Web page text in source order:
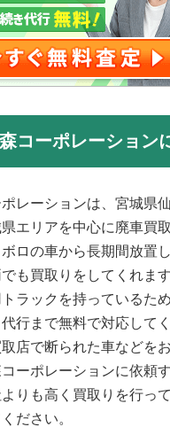
コーポレーション
レーションは、宮城県
エリアを中心に廃車買
ロの車から長期間放置
も買取りをしてくれま
ラックを持っているた
行まで無料で対応して
店で断られた車などを
ーポレーションに依頼
りも高く買取りを行っ
ださい。